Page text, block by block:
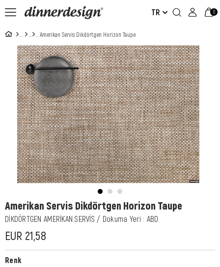
TR 0
Amerikan Servis Dikdörtgen Horizon Taupe
Amerikan Servis Dikdörtgen Horizon Taupe
DİKDÖRTGEN AMERİKAN SERVİS / Dokuma Yeri : ABD
EUR 21,58
Renk